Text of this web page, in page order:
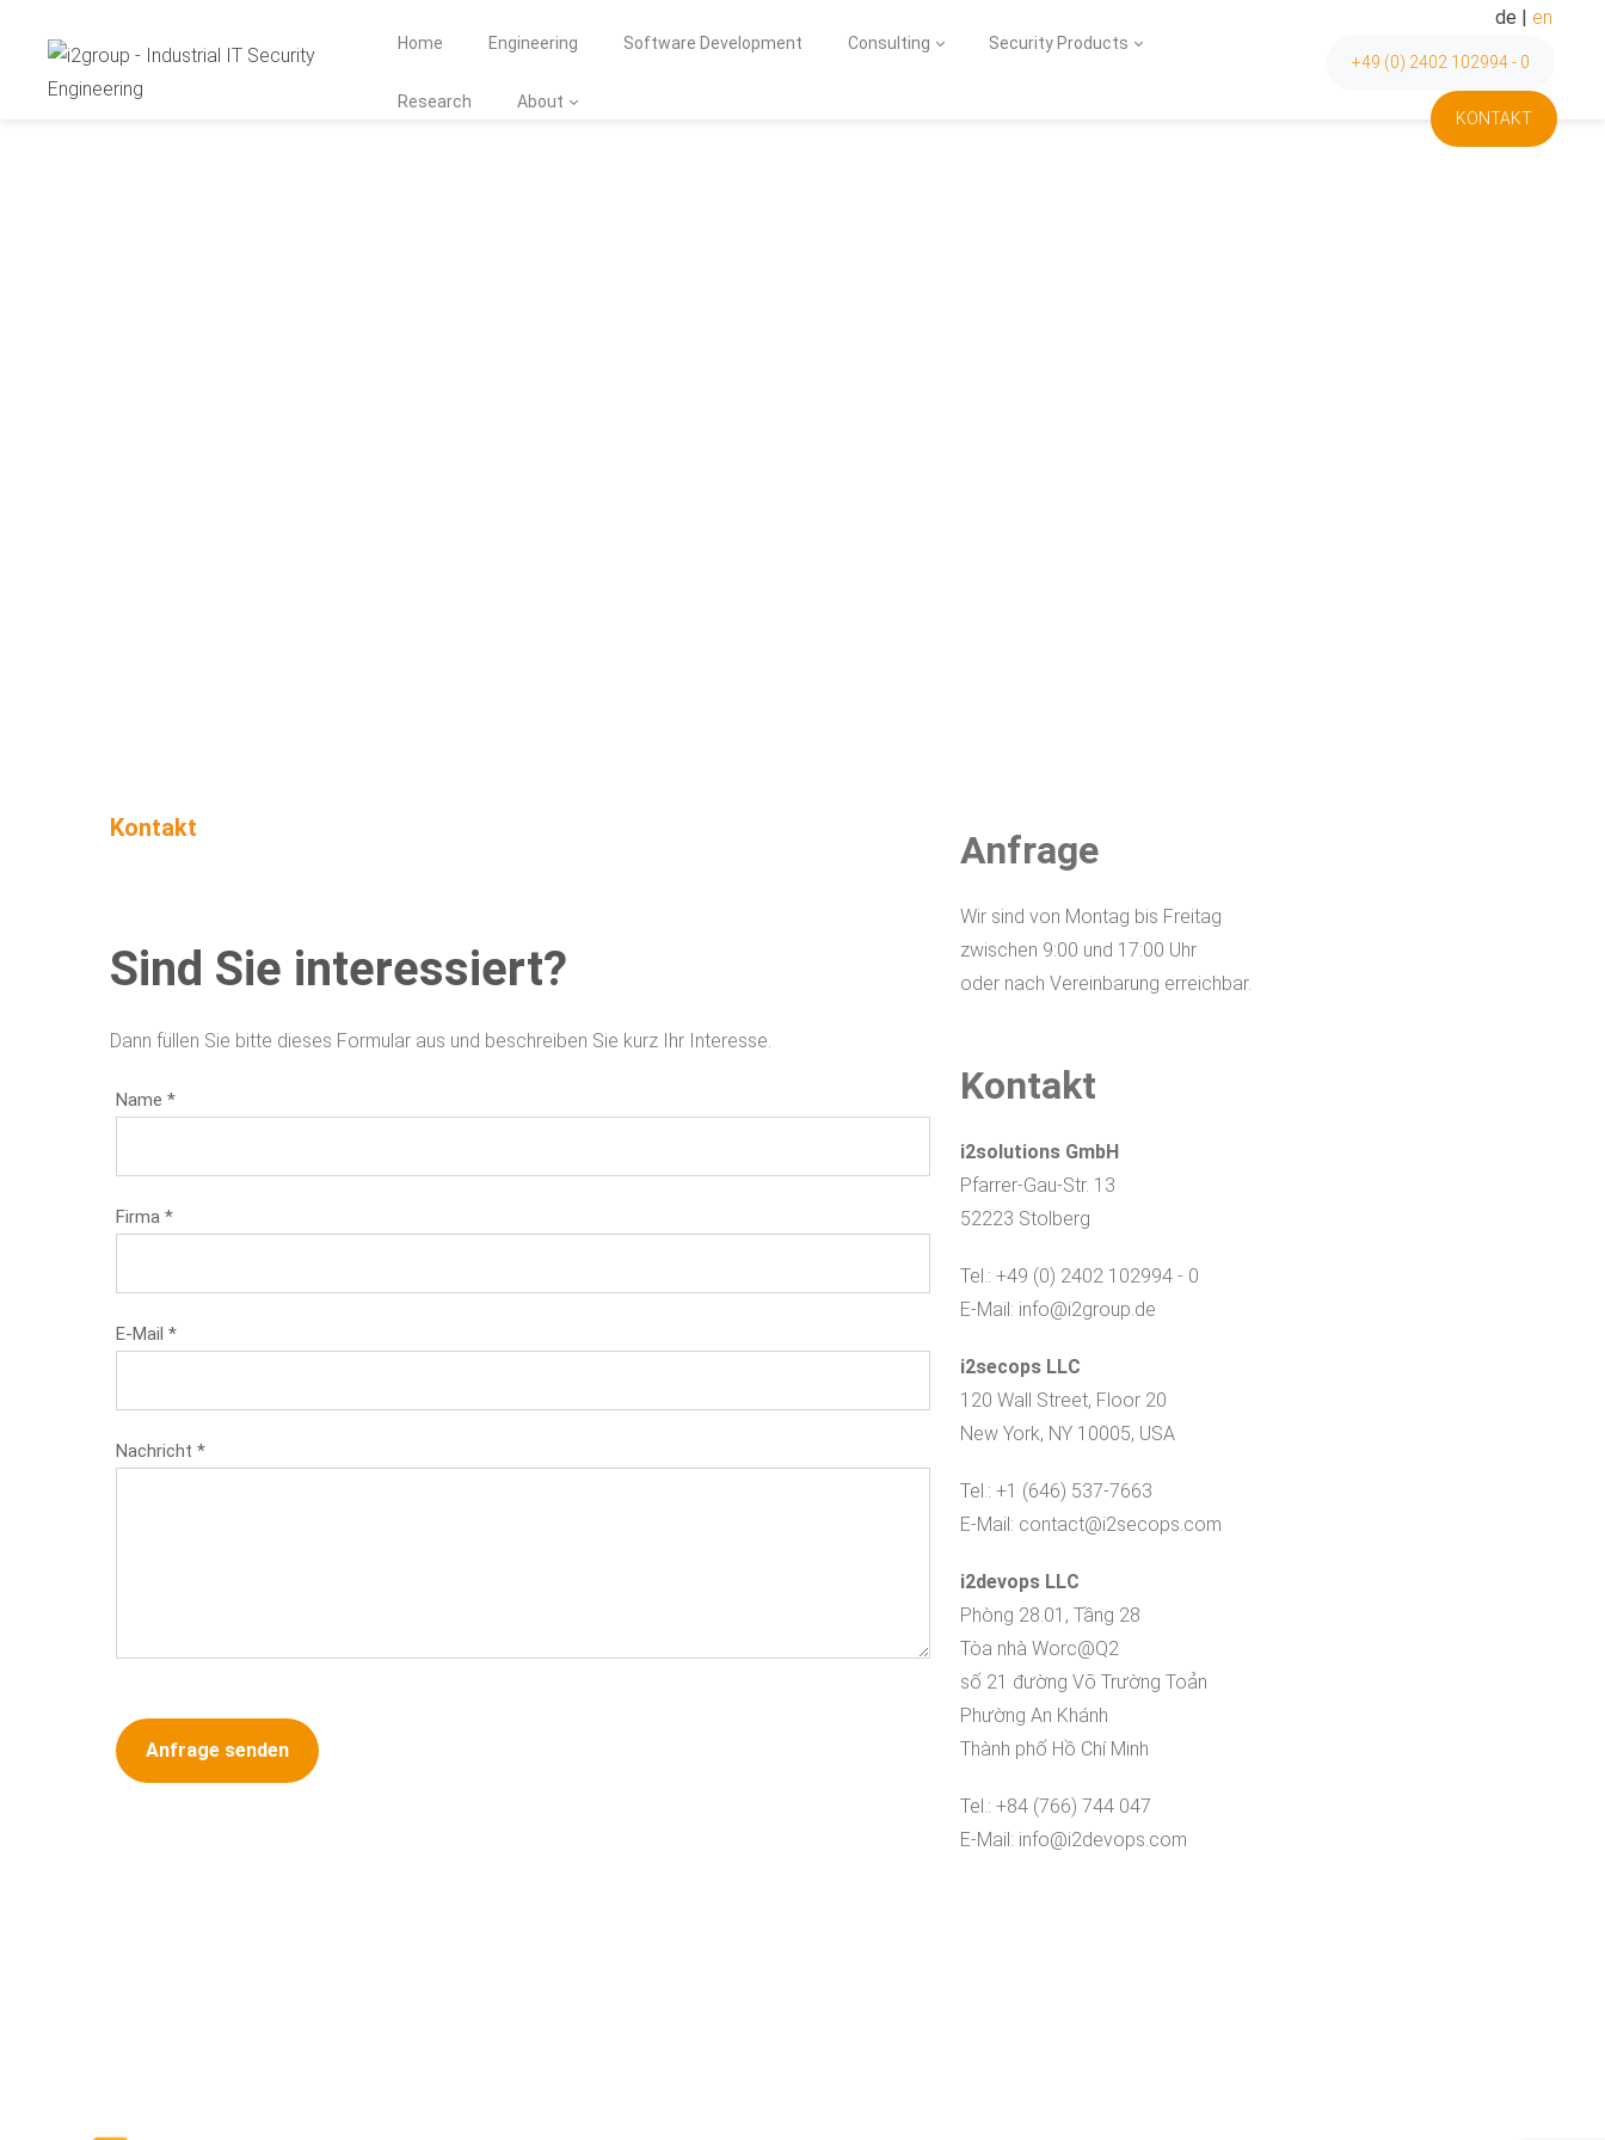
Home Engineering Software Development Consulting Security Products
Research About
de | en
+49 (0) 2402 102994 - 0
KONTAKT
Kontakt
Sind Sie interessiert?
Dann füllen Sie bitte dieses Formular aus und beschreiben Sie kurz Ihr Interesse.
Name *
Firma *
E-Mail *
Nachricht *
Anfrage
Wir sind von Montag bis Freitag
zwischen 9:00 und 17:00 Uhr
oder nach Vereinbarung erreichbar.
Kontakt
i2solutions GmbH
Pfarrer-Gau-Str. 13
52223 Stolberg
Tel.: +49 (0) 2402 102994 - 0
E-Mail: info@i2group.de
i2secops LLC
120 Wall Street, Floor 20
New York, NY 10005, USA
Tel.: +1 (646) 537-7663
E-Mail: contact@i2secops.com
i2devops LLC
Phòng 28.01, Tầng 28
Tòa nhà Worc@Q2
số 21 đường Võ Trường Toản
Phường An Khánh
Thành phố Hồ Chí Minh
Tel.: +84 (766) 744 047
E-Mail: info@i2devops.com